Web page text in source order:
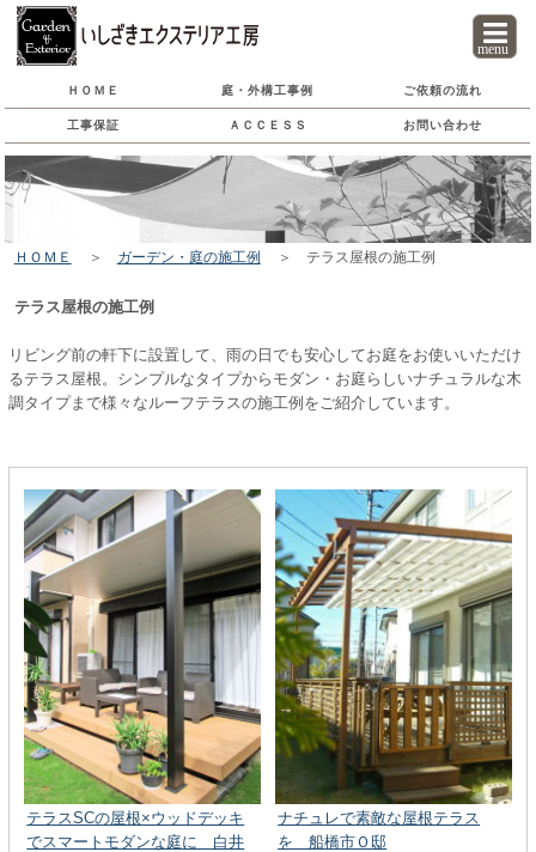
menu
ＨＯＭＥ 庭・外構工事例 ご依頼の流れ
工事保証 ＡＣＣＥＳＳ お問い合わせ
ＨＯＭＥ ＞ ガーデン・庭の施工例 ＞ テラス屋根の施工例
テラス屋根の施工例
リビング前の軒下に設置して、雨の日でも安心してお庭をお使いいただけ
るテラス屋根。シンプルなタイプからモダン・お庭らしいナチュラルな木
調タイプまで様々なルーフテラスの施工例をご紹介しています。
テラスSCの屋根×ウッドデッキ
でスマートモダンな庭に 白井
ナチュレで素敵な屋根テラス
を 船橋市Ｏ邸